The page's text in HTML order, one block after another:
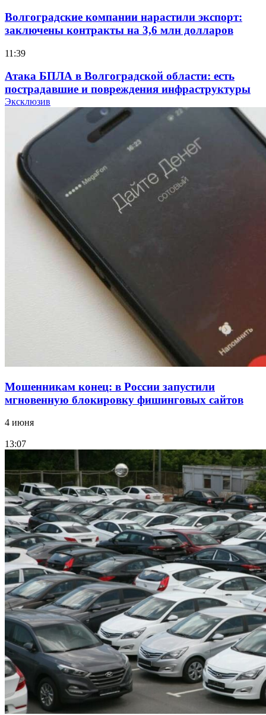
Волгоградские компании нарастили экспорт:
заключены контракты на 3,6 млн долларов
11:39
Атака БПЛА в Волгоградской области: есть
пострадавшие и повреждения инфраструктуры
Волгоградские вузы в топе зарплатного
рейтинга: ВолгГТУ и ВолгГМУ вошли в топ‑15
для химической отрасли и фармацевтики
18:39
В Красноармейском районе Волгограда стартует
конкурс на ремонт моста через Волго‑Донской
судоходный канал
Фестиваль #ТриЧетыре в Волгограде пройдёт
11–13 сентября в рамках Года единства народов
Эксклюзив
Мошенникам конец: в России запустили
мгновенную блокировку фишинговых сайтов
4 июня
13:07